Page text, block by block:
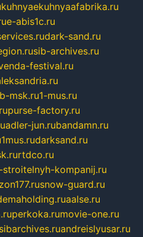
kuhnyaekuhnyaafabrika.ru
e-abis1c.ru
dark-sand.ru
sib-archives.ru
festival.ru
msk.ru1-mus.ru
purse-factory.ru
adler-jun.rubandamn.ru
1mus.rudarksand.ru
rtdco.ru
kompanij.ru
snow-guard.ru
aalse.ru
perkoka.rumovie-one.ru
sibarchives.ruandreislyusar.ru